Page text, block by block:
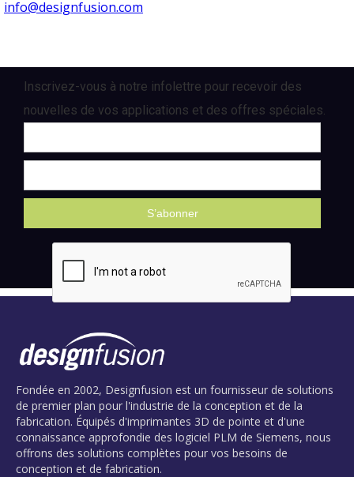
info@designfusion.com
Inscrivez-vous à notre infolettre pour recevoir des
nouvelles de vos applications et des offres spéciales.
Fondée en 2002, Designfusion est un fournisseur de solutions
de premier plan pour l'industrie de la conception et de la
fabrication. Équipés d'imprimantes 3D de pointe et d'une
connaissance approfondie des logiciel PLM de Siemens, nous
offrons des solutions complètes pour vos besoins de
conception et de fabrication.